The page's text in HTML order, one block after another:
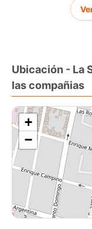
pactado en 1990
agenda tu visita hoy
Ubicación - La
las compañias
+
−